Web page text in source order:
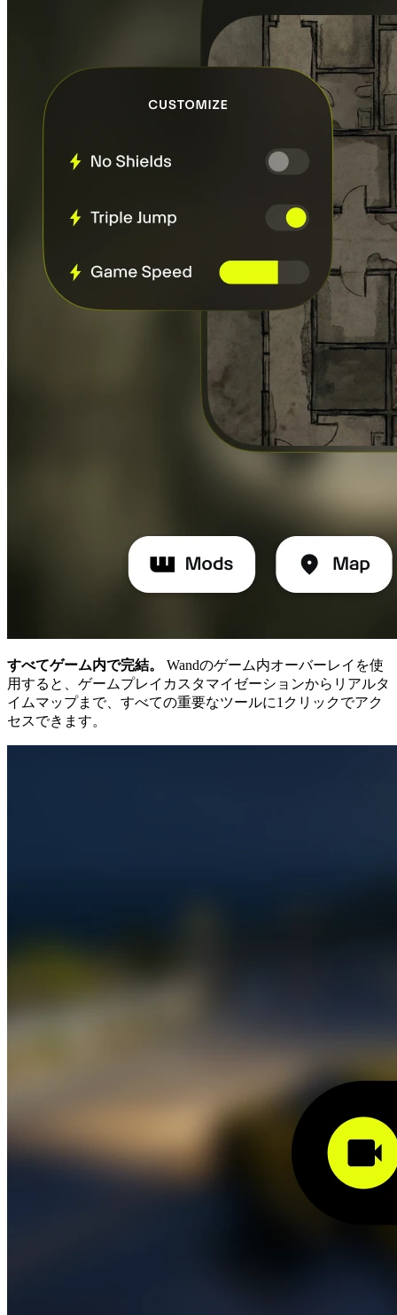
すべてゲーム内で完結。
Wandのゲーム内オーバーレイを使
用すると、ゲームプレイカスタマイゼーションからリアルタ
イムマップまで、すべての重要なツールに1クリックでアク
セスできます。